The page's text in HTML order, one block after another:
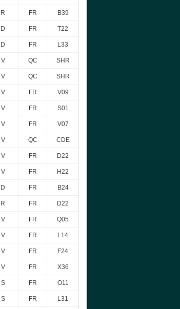
R FR B39
D FR T22
D FR L33
V QC SHR
V QC SHR
V FR V09
V FR S01
V FR V07
V QC CDE
V FR D22
V FR H22
D FR B24
R FR D22
V FR Q05
V FR L14
V FR F24
V FR X36
S FR O11
S FR L31